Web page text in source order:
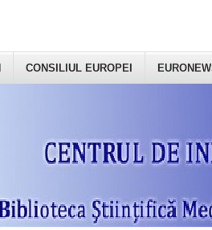
CONSILIUL EUROPEI